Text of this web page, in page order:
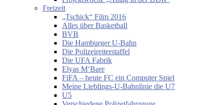
Freizeit
„Tschick“ Film 2016
Alles über Basketball
BVB
Die Hamburger U-Bahn
Die Polizeireiterstaffel
Die UFA Fabrik
Elyas M‘Bare
FiFA – heute FC ein Computer Spiel
Meine Lieblings-U-Bahnlinie die U7
U5